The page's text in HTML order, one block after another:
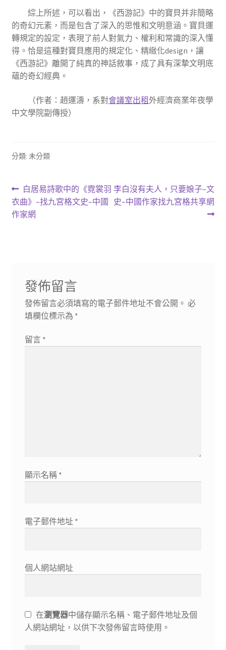
綜上所述，可以看出，《西游記》中的寶貝并非簡略
的奇幻元素，而是包含了深入的思惟和文明意涵。寶貝運
轉規定的設定，表現了前人對氣力、權利和常識的深入懂
得。恰是這種對寶貝應用的規定化、精緻化design，讓
《西游記》離開了純真的神話敘事，成了具有深摯文明底
蘊的奇幻經典。
（作者：趙運濤，系對會議室出租外經濟商業年夜學
中文學院副傳授）
分類: 未分類
文
章
上
一
篇
白居易詩歌中的《霓裳羽
衣曲》–找九宮格文史–中國
作家網
下
一
李白沒有夫人，只要娘子–文
史–中國作家找九宮格共享網
發佈留言
發佈留言必須填寫的電子郵件地址不會公開。 必
填欄位標示為 *
留言 *
顯示名稱 *
電子郵件地址 *
個人網站網址
在瀏覽器中儲存顯示名稱、電子郵件地址及個
人網站網址，以供下次發佈留言時使用。